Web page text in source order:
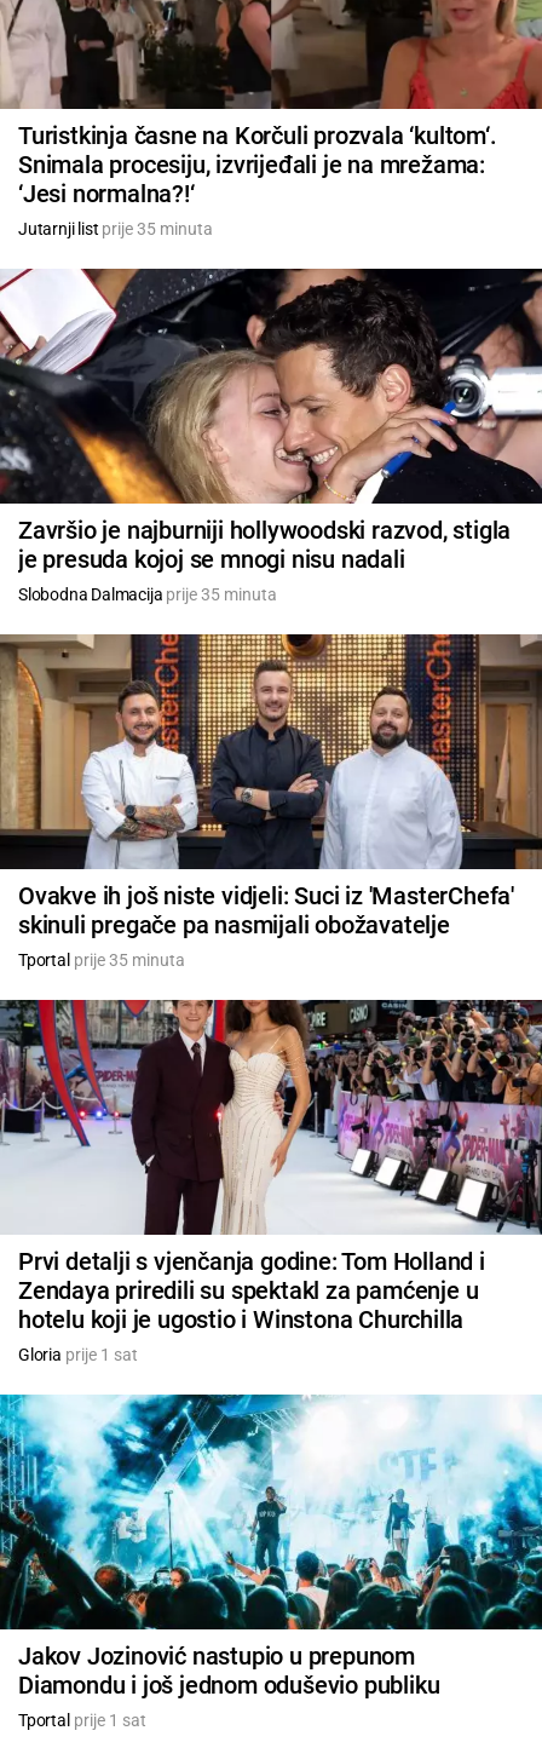
Turistkinja časne na Korčuli prozvala ‘kultom‘.
Snimala procesiju, izvrijeđali je na mrežama:
‘Jesi normalna?!‘
Jutarnji list prije 35 minuta
Završio je najburniji hollywoodski razvod, stigla
je presuda kojoj se mnogi nisu nadali
Slobodna Dalmacija prije 35 minuta
Ovakve ih još niste vidjeli: Suci iz 'MasterChefa'
skinuli pregače pa nasmijali obožavatelje
Tportal prije 35 minuta
Prvi detalji s vjenčanja godine: Tom Holland i
Zendaya priredili su spektakl za pamćenje u
hotelu koji je ugostio i Winstona Churchilla
Gloria prije 1 sat
Jakov Jozinović nastupio u prepunom
Diamondu i još jednom oduševio publiku
Tportal prije 1 sat